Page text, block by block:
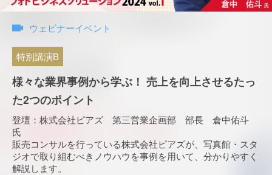
ウェビナーイベント
特別講演B
様々な業界事例から学ぶ！ 売上を向上させるたっ
た2つのポイント
登壇：株式会社ピアズ 第三営業企画部 部長 倉中佑斗
氏
販売コンサルを行っている株式会社ピアズが、写真館・スタ
ジオで取り組むべきノウハウを事例を用いて、分かりやすく
解説します。